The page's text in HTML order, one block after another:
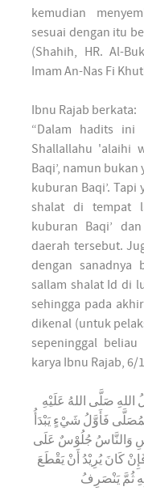
kemudian
sesuai dengan itu
(Shahih, HR. Al-
Imam An-Nas Fi
Ibnu Rajab berkata:
“Dalam hadits ini
Shallallahu 'alaihi
Baqi’, namun
kuburan Baqi’.
shalat di tempat
kuburan Baqi’
daerah tersebut.
dengan sanadnya
sallam shalat Id di
sehingga pada
dikenal (untuk
sepeninggal
karya Ibnu Rajab, 6/
صَلَّى اللهُ عَلَيْهِ
فَأَوَّلُ شَيْءٍ يَبْدَأُ
وَالنَّاسُ جُلُوْسٌ عَلَى
كَانَ يُرِيْدُ أَنْ يَقْطَعَ
ثُمَّ يَنْصَرِفُ